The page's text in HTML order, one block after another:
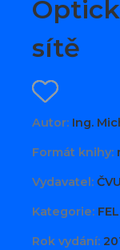
sítě
Autor: Ing.
Formát knihy:
Vydavatel:
Kategorie:
Rok vydání: